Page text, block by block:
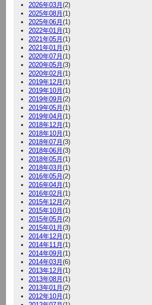
2026年03月(2)
2025年08月(1)
2025年06月(1)
2022年01月(1)
2021年05月(1)
2021年01月(1)
2020年07月(1)
2020年05月(3)
2020年02月(1)
2019年12月(1)
2019年10月(1)
2019年09月(2)
2019年05月(1)
2019年04月(1)
2018年12月(1)
2018年10月(1)
2018年07月(3)
2018年06月(3)
2018年05月(1)
2018年03月(1)
2016年05月(2)
2016年04月(1)
2016年02月(1)
2015年12月(2)
2015年10月(1)
2015年05月(2)
2015年01月(3)
2014年12月(1)
2014年11月(1)
2014年09月(1)
2014年03月(6)
2013年12月(1)
2013年08月(1)
2013年01月(2)
2012年10月(1)